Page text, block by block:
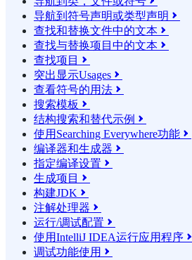
导航到符号声明或类型声明 
查找和替换文件中的文本 
查找与替换项目中的文本 
查找项目 
突出显示Usages 
查看符号的用法 
搜索模板 
结构搜索和替代示例 
使用Searching Everywhere功能 
编译器和生成器 
指定编译设置 
生成项目 
构建JDK 
注解处理器 
运行/调试配置 
使用IntelliJ IDEA运行应用程序 
调试功能使用 